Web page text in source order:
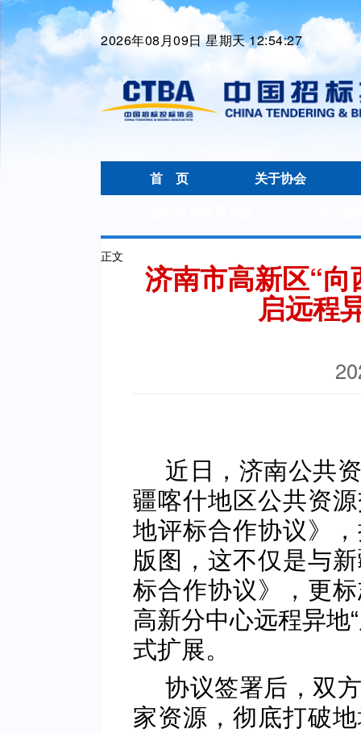
2026年08月09日 星期天 12:54:27
首 页
关于协会
正文
济南市高新区“
启远程
近日，济南公共
疆喀什地区公共资
地评标合作协议》
版图，这不仅是与
标合作协议》，更
高新分中心远程异地
式扩展。
协议签署后，双
家资源，彻底打破